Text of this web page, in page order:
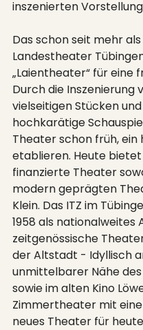
inszenierten
Das schon seit mehr
Landestheater
„Laientheater“ für eine
Durch die Inszenierung
vielseitigen Stücken
hochkarätige
Theater schon früh, ein
etablieren. Heute
finanzierte Theater
modern geprägten
Klein. Das ITZ im
1958 als nationalweites
zeitgenössische
der Altstadt - Idyllisch
unmittelbarer Nähe
sowie im alten Kino
Zimmertheater mit
neues Theater für